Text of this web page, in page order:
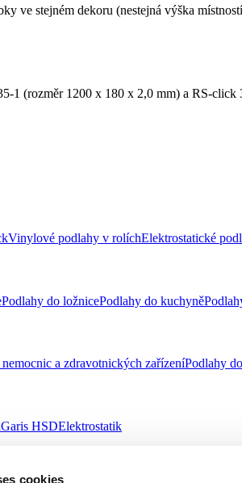
cookies
ve stejném dekoru (nestejná výška
1 (rozměr 1200 x 180 x 2,0 mm) a RS-
Vinylové podlahy v rolíchElektrostatické
Podlahy do ložnicePodlahy do kuchyně
a zdravotnických zařízeníPodlahy
Garis HSDElektrostatik